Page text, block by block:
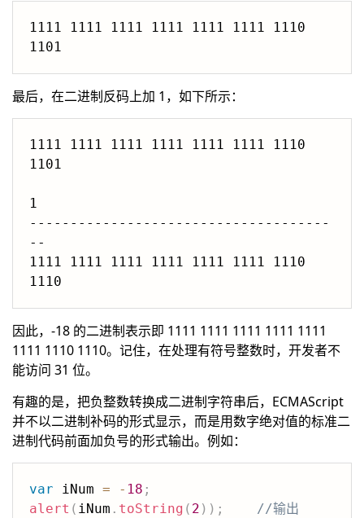
1111 1111 1111 1111 1111 1111 1110
1101
最后，在二进制反码上加 1，如下所示：
1111 1111 1111 1111 1111 1111 1110
1101
1
-------------------------------------
--
1111 1111 1111 1111 1111 1111 1110
因此，-18 的二进制表示即 1111 1111 1111 1111 1111
1111 1110 1110。记住，在处理有符号整数时，开发者不
能访问 31 位。
有趣的是，把负整数转换成二进制字符串后，ECMAScript
并不以二进制补码的形式显示，而是用数字绝对值的标准二
进制代码前面加负号的形式输出。例如：
var iNum = - 18 ;
alert ( iNum . toString ( 2 ) ) ;
//输出